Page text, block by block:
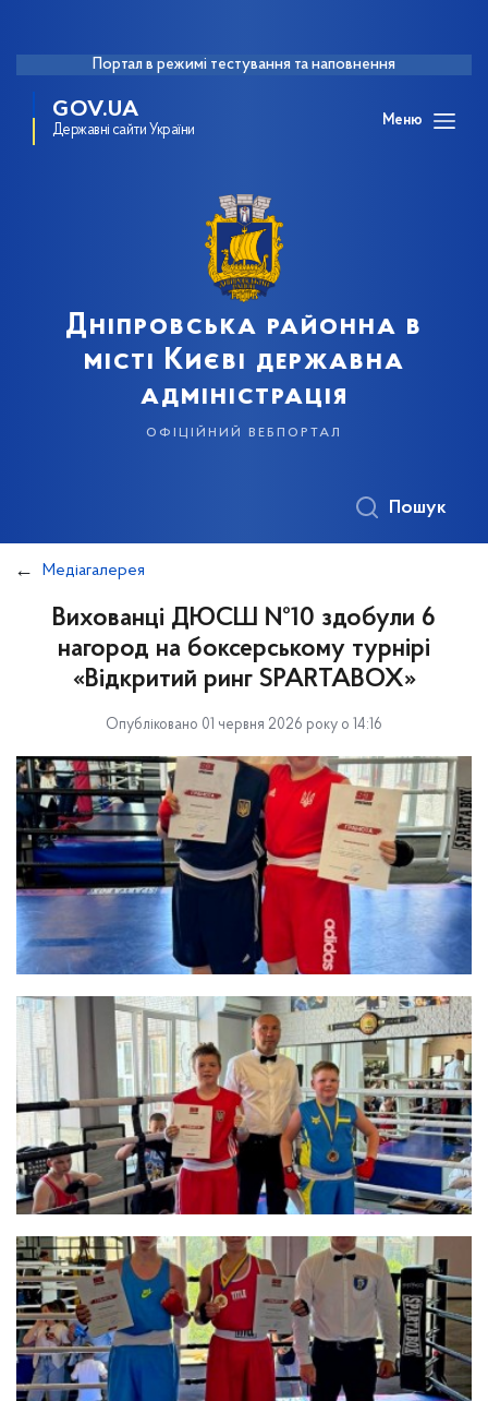
Портал в режимі тестування та наповнення
GOV.UA
Державні сайти України
Меню
Дніпровська районна в
місті Києві державна
адміністрація
офіційний вебпортал
Пошук
Медіагалерея
Вихованці ДЮСШ №10 здобули 6
нагород на боксерському турнірі
«Відкритий ринг SPARTABOX»
Опубліковано 01 червня 2026 року о 14:16